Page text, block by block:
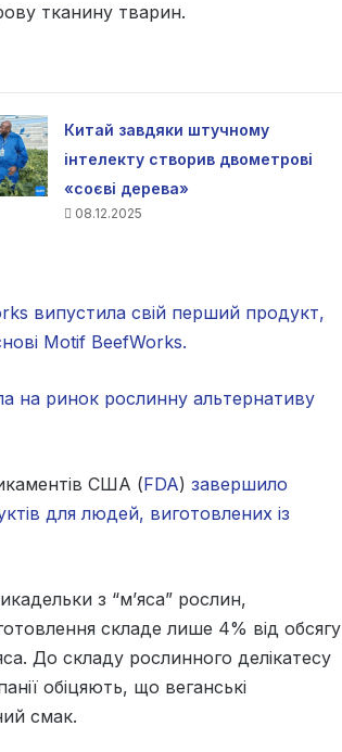
тканину тварин.
Китай завдяки штучному
інтелекту створив двометрові
«соєві дерева»
08.12.2025
випустила свій перший продукт,
Motif BeefWorks.
на ринок рослинну альтернативу
США (FDA) завершило
для людей, виготовлених із
з “м’яса” рослин,
складе лише 4% від обсягу
До складу рослинного делікатесу
обіцяють, що веганські
смак.